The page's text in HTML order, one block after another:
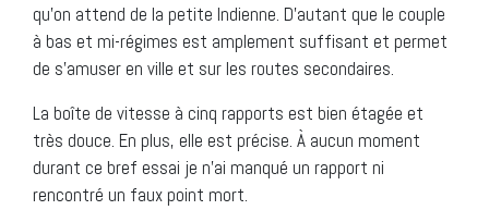
qu’on attend de la petite Indienne. D’autant que le couple
à bas et mi-régimes est amplement suffisant et permet
de s’amuser en ville et sur les routes secondaires.
La boîte de vitesse à cinq rapports est bien étagée et
très douce. En plus, elle est précise. À aucun moment
durant ce bref essai je n’ai manqué un rapport ni
rencontré un faux point mort.